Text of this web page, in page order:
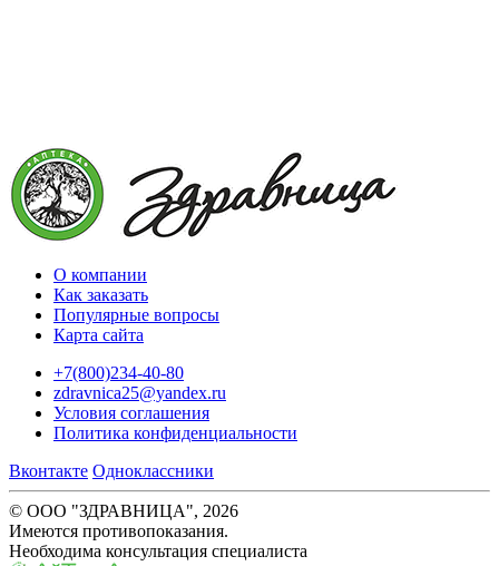
О компании
Как заказать
Популярные вопросы
Карта сайта
+7(800)234-40-80
zdravnica25@yandex.ru
Условия соглашения
Политика конфиденциальности
Вконтакте Одноклассники
© ООО "ЗДРАВНИЦА", 2026
Имеются противопоказания.
Необходима консультация специалиста